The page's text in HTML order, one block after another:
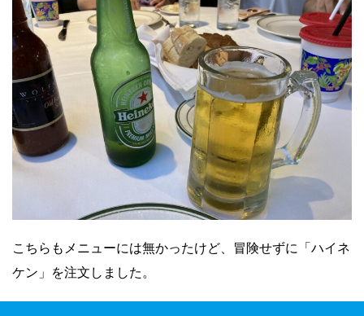
こちらもメニューには無かったけど、冒険せずに「ハイネ
ケン」を注文しました。